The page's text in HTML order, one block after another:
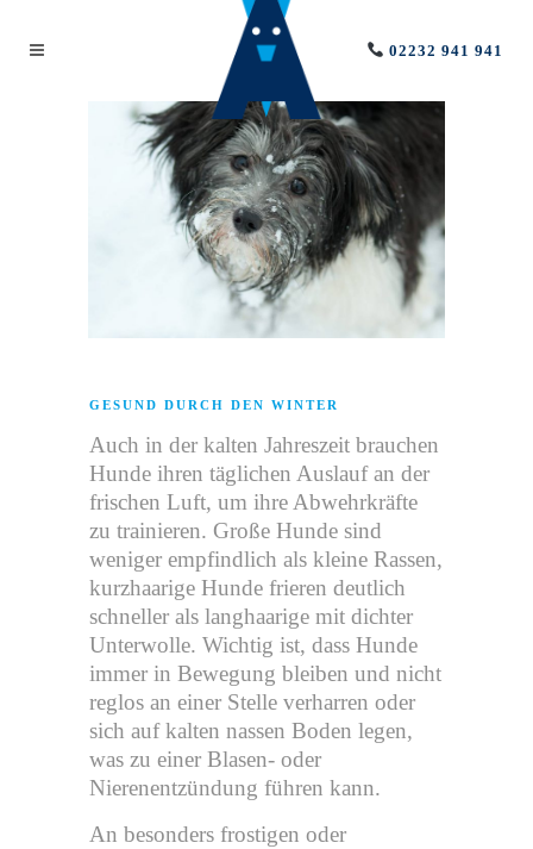
02232 941 941
GESUND DURCH DEN WINTER
Auch in der kalten Jahreszeit brauchen
Hunde ihren täglichen Auslauf an der
frischen Luft, um ihre Abwehrkräfte
zu trainieren. Große Hunde sind
weniger empfindlich als kleine Rassen,
kurzhaarige Hunde frieren deutlich
schneller als langhaarige mit dichter
Unterwolle. Wichtig ist, dass Hunde
immer in Bewegung bleiben und nicht
reglos an einer Stelle verharren oder
sich auf kalten nassen Boden legen,
was zu einer Blasen- oder
Nierenentzündung führen kann.
An besonders frostigen oder